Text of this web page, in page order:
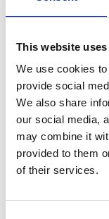
This website
We use cookies
provide social
We also share
our social media,
may combine it
provided to them
of their services.
€ 183,60
VEDI DETTAGLI